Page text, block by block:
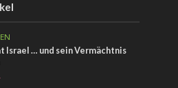
Israel … und sein Vermächtnis